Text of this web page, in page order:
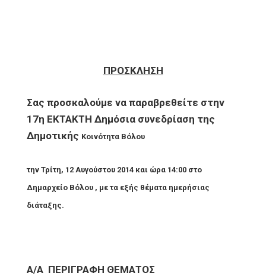
ΠΡΟΣΚΛΗΣΗ
Σας προσκαλούμε να παραβρεθείτε στην
17η ΕΚΤΑΚΤΗ Δημόσια συνεδρίαση της
Δημοτικής Κοινότητα Βόλου
την Τρίτη, 12 Αυγούστου 2014 και ώρα 14:00 στο
Δημαρχείο Βόλου , με τα εξής θέματα ημερήσιας
διάταξης.
Α/Α ΠΕΡΙΓΡΑΦΗ ΘΕΜΑΤΟΣ